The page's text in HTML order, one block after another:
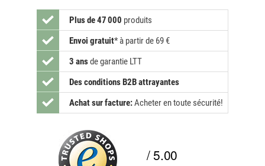
Plus de 47 000 produits
Envoi gratuit* à partir de 69 €
3 ansde garantie LTT
Des conditions B2B attrayantes
Achat sur facture:Acheter en toute sécurité!
/ 5.00